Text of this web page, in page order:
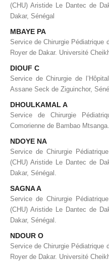
(CHU) Aristide Le Dantec de
Dakar, Sénégal
MBAYE PA
Service de Chirurgie Pédiatrique
Royer de Dakar. Université
DIOUF C
Service de Chirurgie de
Assane Seck de Ziguinchor,
DHOULKAMAL A
Service de Chirurgie
Comorienne de Bambao
NDOYE NA
Service de Chirurgie
(CHU) Aristide Le Dantec de
Dakar, Sénégal.
SAGNA A
Service de Chirurgie
(CHU) Aristide Le Dantec de
Dakar, Sénégal.
NDOUR O
Service de Chirurgie Pédiatrique
Royer de Dakar. Université